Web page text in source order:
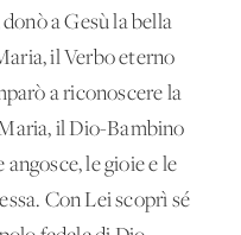
a Gesù la bella
il Verbo eterno
a riconoscere la
il Dio-Bambino
le gioie e le
Con Lei scoprì sé